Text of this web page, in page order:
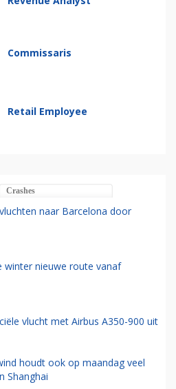
Commissaris
Retail Employee
Crashes
naar Barcelona door
winter nieuwe route vanaf
vlucht met Airbus A350-900 uit
houdt ook op maandag veel
Shanghai